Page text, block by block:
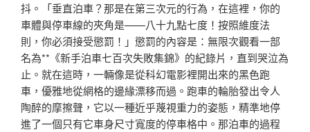
抖。「垂直泊車？那是在第三次元的行為，在這裡，你的
車體與停車線的夾角是——八十九點七度！按照維度法
則，你必須接受懲罰！」懲罰的內容是：無限次觀看一部
名為**《新手泊車七百次失敗集錦》的紀錄片，直到哭泣為
止。就在這時，一輛像是從科幻電影裡開出來的黑色跑
車，優雅地從網格的邊緣漂移而過。跑車的輪胎發出令人
陶醉的摩擦聲，它以一種近乎蔑視重力的姿態，精準地停
進了一個只有它車身尺寸寬度的停車格中。那泊車的過程